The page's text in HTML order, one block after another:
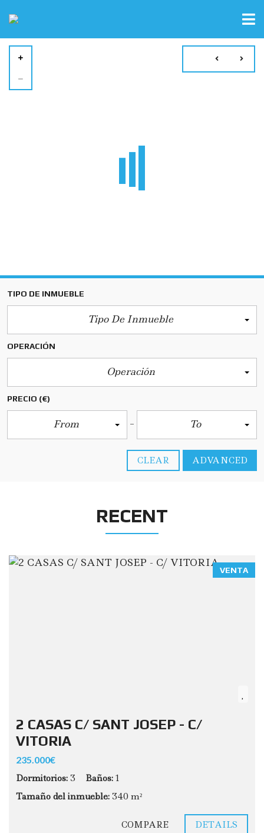
TIPO DE INMUEBLE
Tipo De Inmueble
OPERACIÓN
Operación
PRECIO (€)
From To
CLEAR ADVANCED
RECENT
VENTA
2 CASAS C/ SANT JOSEP - C/
VITORIA
235.000€
Dormitorios: 3 Baños: 1
Tamaño del inmueble: 340 m²
COMPARE DETAILS